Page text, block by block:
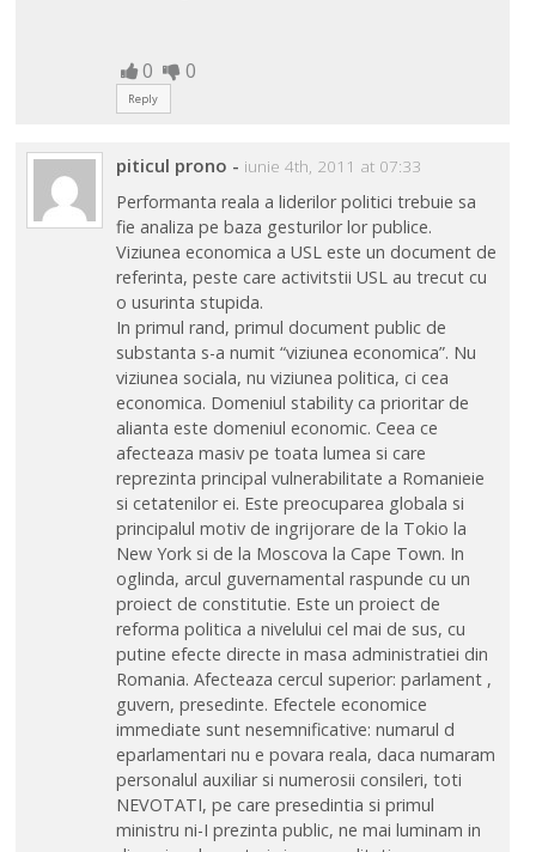
0 0
Reply
piticul prono - iunie 4th, 2011 at 07:33
Performanta reala a liderilor politici trebuie sa
fie analiza pe baza gesturilor lor publice.
Viziunea economica a USL este un document de
referinta, peste care activitstii USL au trecut cu
o usurinta stupida.
In primul rand, primul document public de
substanta s-a numit “viziunea economica”. Nu
viziunea sociala, nu viziunea politica, ci cea
economica. Domeniul stability ca prioritar de
alianta este domeniul economic. Ceea ce
afecteaza masiv pe toata lumea si care
reprezinta principal vulnerabilitate a Romanieie
si cetatenilor ei. Este preocuparea globala si
principalul motiv de ingrijorare de la Tokio la
New York si de la Moscova la Cape Town. In
oglinda, arcul guvernamental raspunde cu un
proiect de constitutie. Este un proiect de
reforma politica a nivelului cel mai de sus, cu
putine efecte directe in masa administratiei din
Romania. Afecteaza cercul superior: parlament ,
guvern, presedinte. Efectele economice
immediate sunt nesemnificative: numarul d
eparlamentari nu e povara reala, daca numaram
personalul auxiliar si numerosii consileri, toti
NEVOTATI, pe care presedintia si primul
ministru ni-I prezinta public, ne mai luminam in